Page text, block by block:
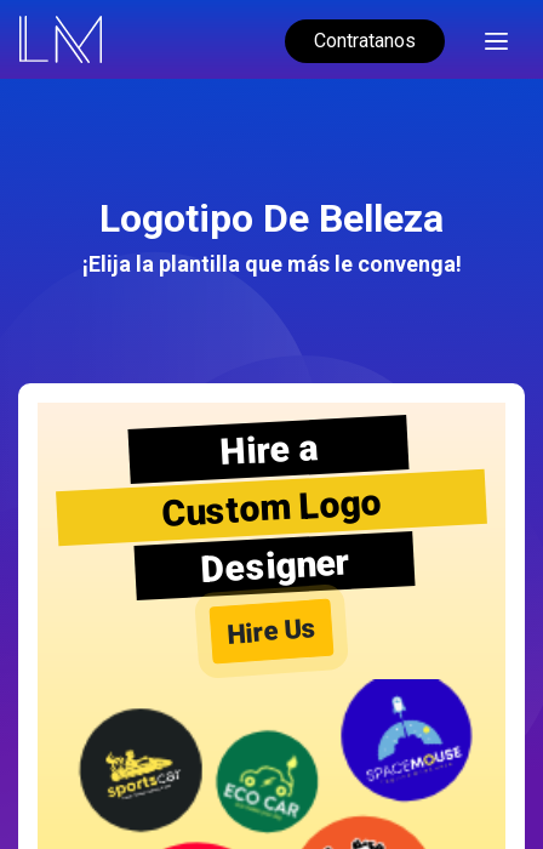
Contratanos
Logotipo De Belleza
¡Elija la plantilla que más le convenga!
Hire a
Custom Logo
Designer
Hire Us